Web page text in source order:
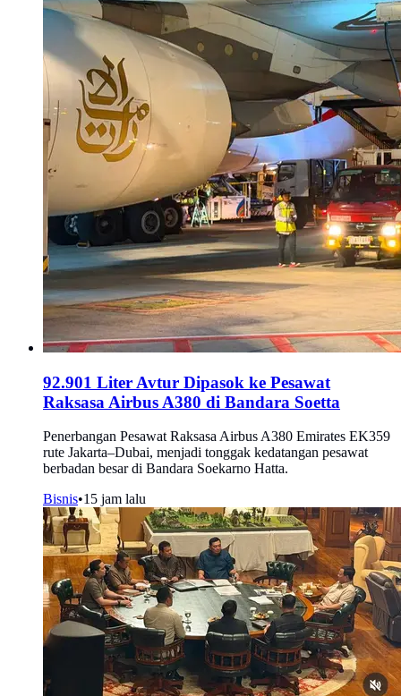
92.901 Liter Avtur Dipasok ke Pesawat
Raksasa Airbus A380 di Bandara Soetta
Penerbangan Pesawat Raksasa Airbus A380 Emirates EK359
rute Jakarta–Dubai, menjadi tonggak kedatangan pesawat
berbadan besar di Bandara Soekarno Hatta.
Bisnis•15 jam lalu